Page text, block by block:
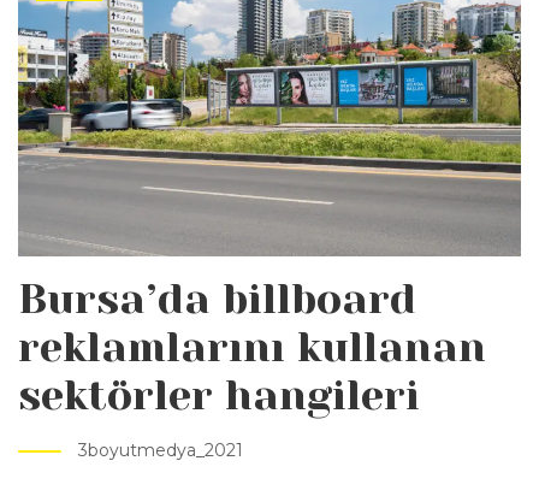
Bursa’da billboard
reklamlarını kullanan
sektörler hangileri
3boyutmedya_2021